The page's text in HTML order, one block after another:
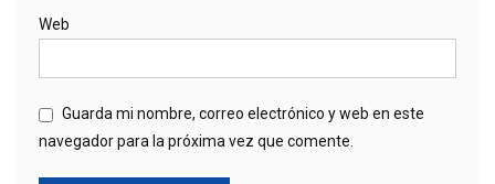
Web
Guarda mi nombre, correo electrónico y web en este
navegador para la próxima vez que comente.